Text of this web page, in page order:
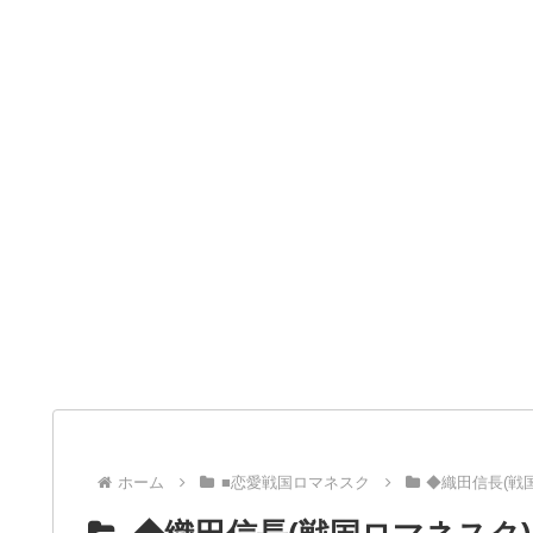
ホーム ■恋愛戦国ロマネスク ◆織田信長(戦